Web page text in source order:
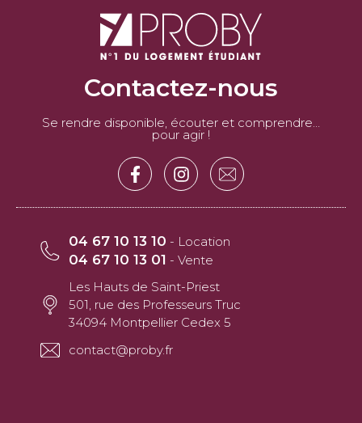
Contactez-nous
Se rendre disponible, écouter et comprendre…
pour agir !
04 67 10 13 10 - Location
04 67 10 13 01 - Vente
Les Hauts de Saint-Priest
501, rue des Professeurs Truc
34094 Montpellier Cedex 5
contact@proby.fr